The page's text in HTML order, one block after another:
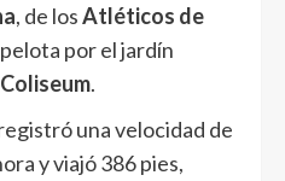
, de losAtléticos de
por el jardín
.
una velocidad de
y viajó 386 pies,